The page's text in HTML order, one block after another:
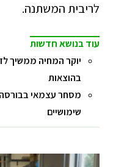
לריבית המשתנה.
עוד בנושא חדשות
יוקר המחיה ממשיך
בהוצאות
מסחר עצמאי בבורסה
שימושיים